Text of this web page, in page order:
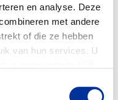
en analyse. Deze
met andere
of die ze hebben
van hun services. U
tussen mannen
van 7.112 euro.